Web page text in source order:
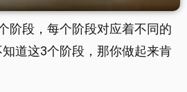
阶段，每个阶段对应着不同的
道这3个阶段，那你做起来肯